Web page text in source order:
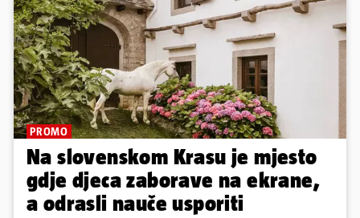
PROMO
Na slovenskom Krasu je mjesto
gdje djeca zaborave na ekrane,
a odrasli nauče usporiti